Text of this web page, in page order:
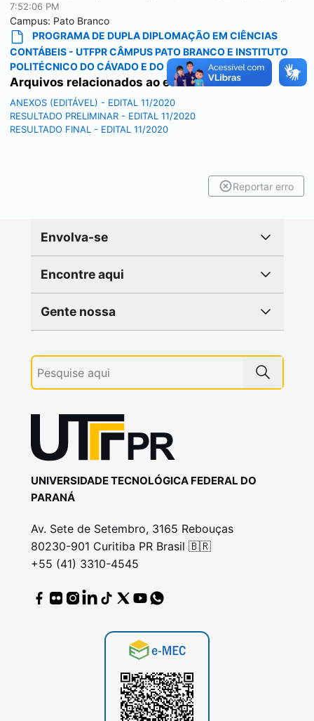
7:52:06 PM
Campus: Pato Branco
PROGRAMA DE DUPLA DIPLOMAÇÃO EM CIÊNCIAS
CONTÁBEIS - UTFPR CÂMPUS PATO BRANCO E INSTITUTO
POLITÉCNICO DO CÁVADO E DO AVE – IPCA
Arquivos relacionados ao edital
ANEXOS (EDITÁVEL) - EDITAL 11/2020
RESULTADO PRELIMINAR - EDITAL 11/2020
RESULTADO FINAL - EDITAL 11/2020
Reportar erro
Envolva-se
Encontre aqui
Gente nossa
UNIVERSIDADE TECNOLÓGICA FEDERAL DO
PARANÁ
Av. Sete de Setembro, 3165 Rebouças
80230-901 Curitiba PR Brasil 🇧🇷
+55 (41) 3310-4545